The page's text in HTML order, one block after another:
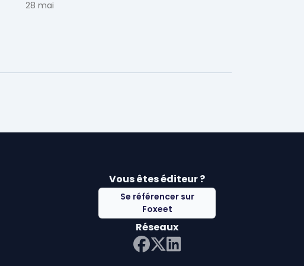
28 mai
Vous êtes éditeur ?
Se référencer sur
Foxeet
Réseaux